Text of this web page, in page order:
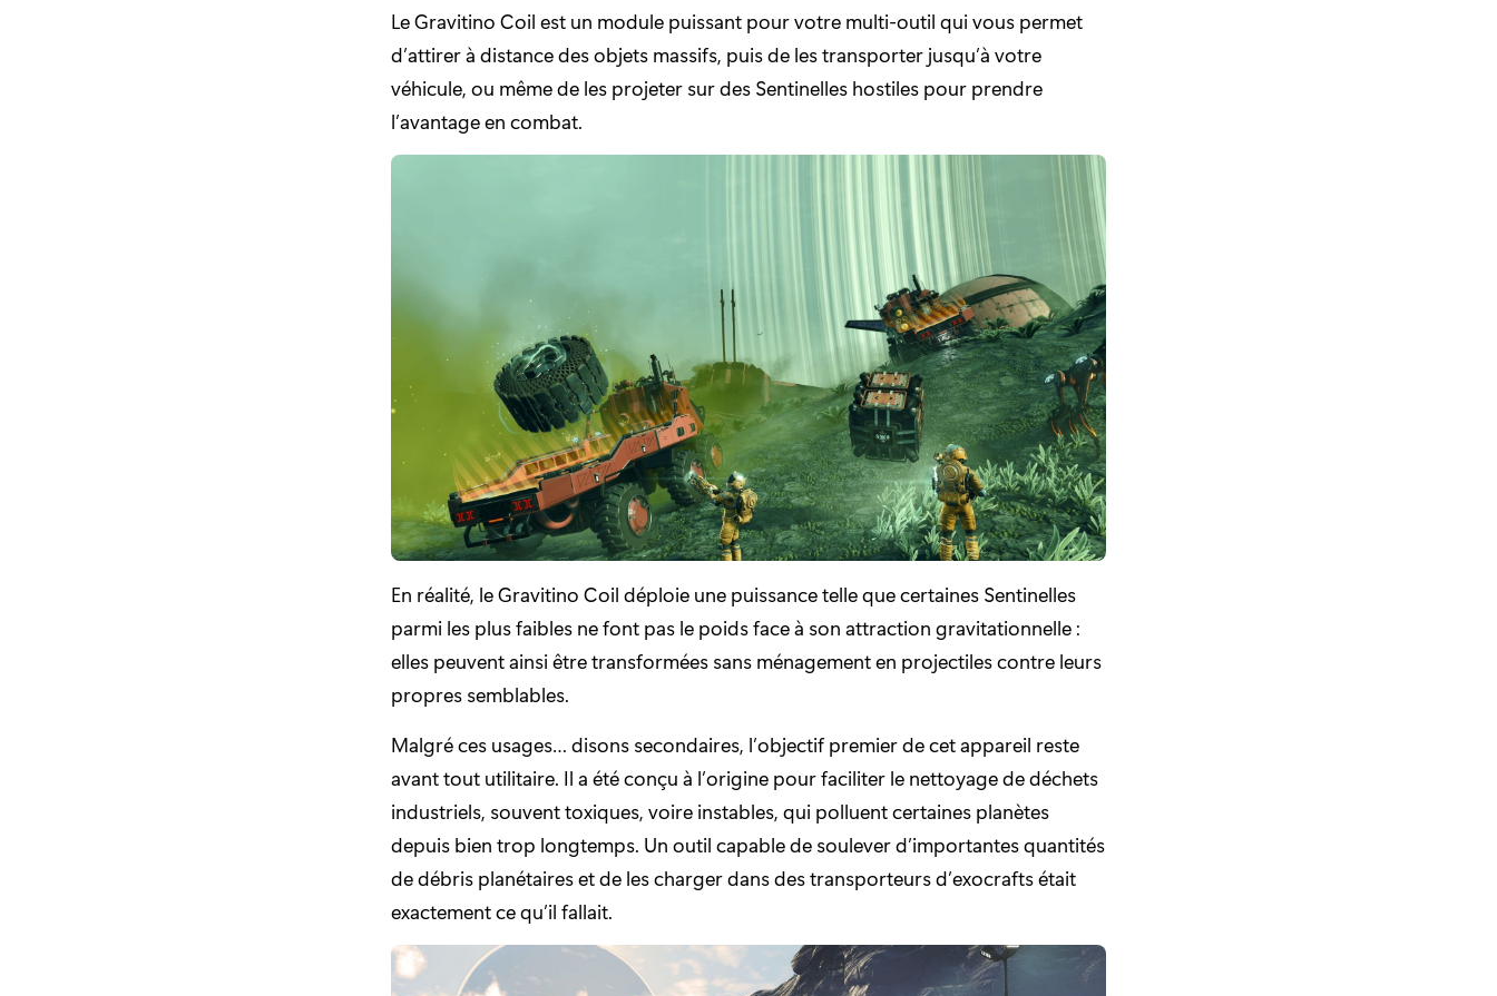
Le Gravitino Coil est un module puissant pour votre multi-outil qui vous permet
d’attirer à distance des objets massifs, puis de les transporter jusqu’à votre
véhicule, ou même de les projeter sur des Sentinelles hostiles pour prendre
l’avantage en combat.
En réalité, le Gravitino Coil déploie une puissance telle que certaines Sentinelles
parmi les plus faibles ne font pas le poids face à son attraction gravitationnelle :
elles peuvent ainsi être transformées sans ménagement en projectiles contre leurs
propres semblables.
Malgré ces usages… disons secondaires, l’objectif premier de cet appareil reste
avant tout utilitaire. Il a été conçu à l’origine pour faciliter le nettoyage de déchets
industriels, souvent toxiques, voire instables, qui polluent certaines planètes
depuis bien trop longtemps. Un outil capable de soulever d’importantes quantités
de débris planétaires et de les charger dans des transporteurs d’exocrafts était
exactement ce qu’il fallait.